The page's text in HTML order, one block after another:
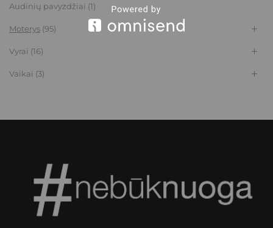
Audinių pavyzdžiai (1)
Moterys (95)
Vyrai (16)
Vaikai (3)